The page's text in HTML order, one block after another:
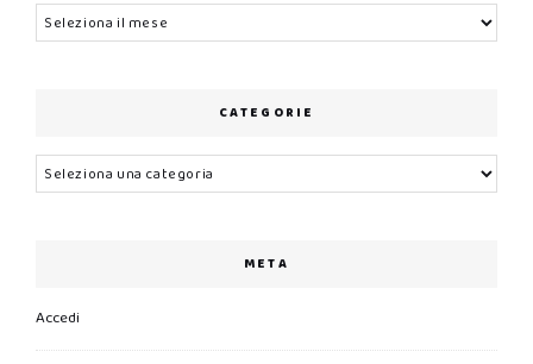
Archivi
CATEGORIE
Categorie
META
Accedi